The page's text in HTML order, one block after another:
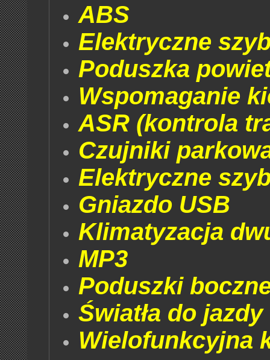
ABS
Elektryczne
Poduszka
Wspomaganie
ASR (kontrola
Czujniki
Elektryczne
Gniazdo USB
Klimatyzacja
MP3
Poduszki
Światła do
Wielofunkcyjna